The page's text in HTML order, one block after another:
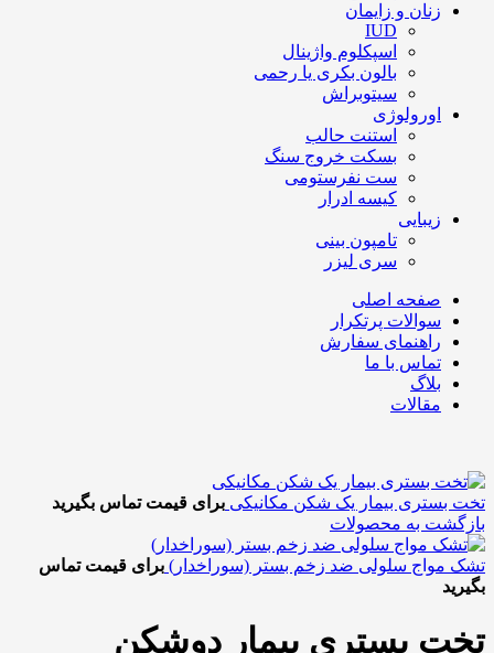
زنان و زایمان
IUD
اسپکلوم واژینال
بالون بکری یا رحمی
سیتوبراش
اورولوژی
استنت حالب
بسکت خروج سنگ
ست نفرستومی
کیسه ادرار
زیبایی
تامپون بینی
سری لیزر
صفحه اصلی
سوالات پرتکرار
راهنمای سفارش
تماس با ما
بلاگ
مقالات
تخت بستری بیمار یک شکن مکانیکی برای قیمت تماس بگیرید
بازگشت به محصولات
تشک مواج سلولی ضد زخم بستر (سوراخدار) برای قیمت تماس
بگیرید
تخت بستری بیمار دوشکن